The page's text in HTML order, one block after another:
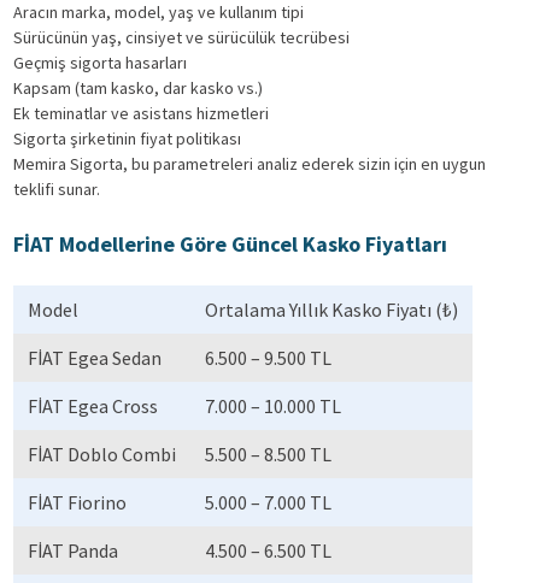
Aracın marka, model, yaş ve kullanım tipi
Sürücünün yaş, cinsiyet ve sürücülük tecrübesi
Geçmiş sigorta hasarları
Kapsam (tam kasko, dar kasko vs.)
Ek teminatlar ve asistans hizmetleri
Sigorta şirketinin fiyat politikası
Memira Sigorta, bu parametreleri analiz ederek sizin için en uygun
teklifi sunar.
FİAT Modellerine Göre Güncel Kasko Fiyatları
Model
Ortalama Yıllık Kasko Fiyatı (₺)
FİAT Egea Sedan
6.500 – 9.500 TL
FİAT Egea Cross
7.000 – 10.000 TL
FİAT Doblo Combi
5.500 – 8.500 TL
FİAT Fiorino
5.000 – 7.000 TL
FİAT Panda
4.500 – 6.500 TL